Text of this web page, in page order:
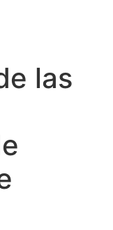
las